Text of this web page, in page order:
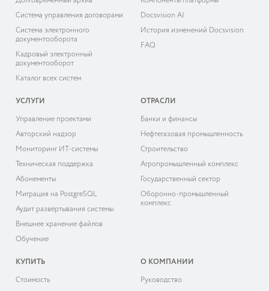
Система управления договорами
Система электронного
документооборота
Кадровый электронный
документооборот
Каталог всех систем
Docsvision AI
История изменений Docsvision
FAQ
УСЛУГИ
Управление проектами
Авторский надзор
Мониторинг ИТ-системы
Техническая поддержка
Абонементы
Миграция на PostgreSQL
Аудит развёртывания системы
Внешнее хранение файлов
Обучение
ОТРАСЛИ
Банки и финансы
Нефтегазовая промышленность
Строительство
Агропромышленный комплекс
Государственный сектор
Оборонно-промышленный
комплекс
КУПИТЬ
Cтоимость
О КОМПАНИИ
Руководство